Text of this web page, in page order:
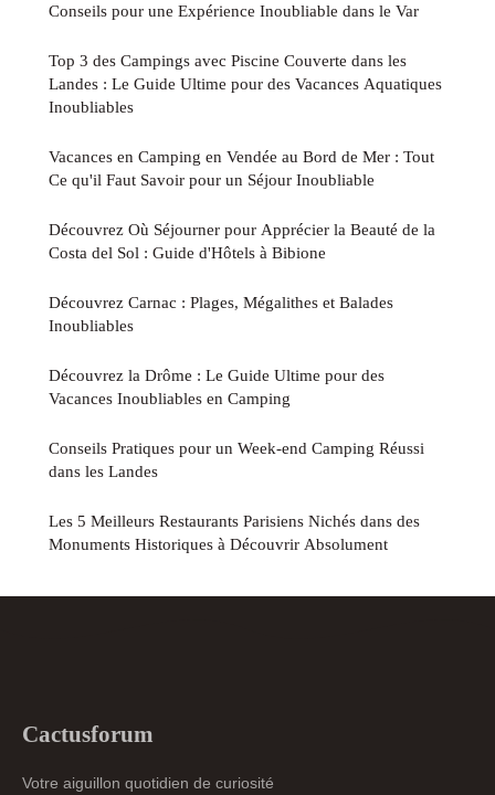
Conseils pour une Expérience Inoubliable dans le Var
Top 3 des Campings avec Piscine Couverte dans les
Landes : Le Guide Ultime pour des Vacances Aquatiques
Inoubliables
Vacances en Camping en Vendée au Bord de Mer : Tout
Ce qu'il Faut Savoir pour un Séjour Inoubliable
Découvrez Où Séjourner pour Apprécier la Beauté de la
Costa del Sol : Guide d'Hôtels à Bibione
Découvrez Carnac : Plages, Mégalithes et Balades
Inoubliables
Découvrez la Drôme : Le Guide Ultime pour des
Vacances Inoubliables en Camping
Conseils Pratiques pour un Week-end Camping Réussi
dans les Landes
Les 5 Meilleurs Restaurants Parisiens Nichés dans des
Monuments Historiques à Découvrir Absolument
Cactusforum
Votre aiguillon quotidien de curiosité